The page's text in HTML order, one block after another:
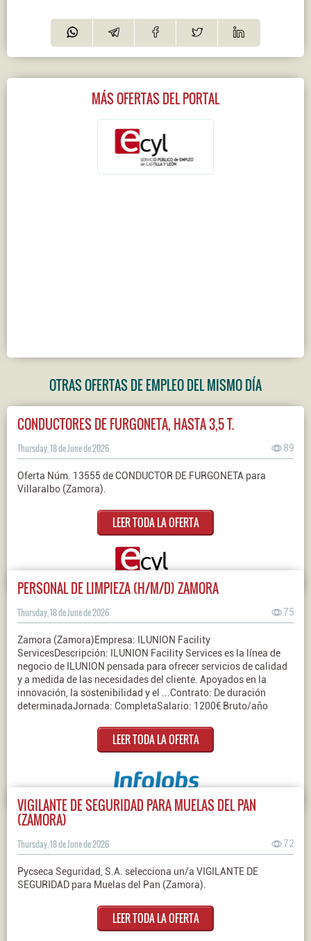
MÁS OFERTAS DEL PORTAL
OTRAS OFERTAS DE EMPLEO DEL MISMO DÍA
CONDUCTORES DE FURGONETA, HASTA 3,5 T.
Thursday, 18 de June de 2026 89
Oferta Núm. 13555 de CONDUCTOR DE FURGONETA para
Villaralbo (Zamora).
LEER TODA LA OFERTA
PERSONAL DE LIMPIEZA (H/M/D) ZAMORA
Thursday, 18 de June de 2026 75
Zamora (Zamora)Empresa: ILUNION Facility
ServicesDescripción: ILUNION Facility Services es la línea de
negocio de ILUNION pensada para ofrecer servicios de calidad
y a medida de las necesidades del cliente. Apoyados en la
innovación, la sostenibilidad y el ...Contrato: De duración
determinadaJornada: CompletaSalario: 1200€ Bruto/año
LEER TODA LA OFERTA
VIGILANTE DE SEGURIDAD PARA MUELAS DEL PAN
(ZAMORA)
Thursday, 18 de June de 2026 72
Pycseca Seguridad, S.A. selecciona un/a VIGILANTE DE
SEGURIDAD para Muelas del Pan (Zamora).
LEER TODA LA OFERTA